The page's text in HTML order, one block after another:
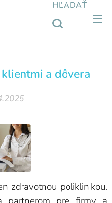
HĽADAŤ
a dôvera
zdravotnou poliklinikou.